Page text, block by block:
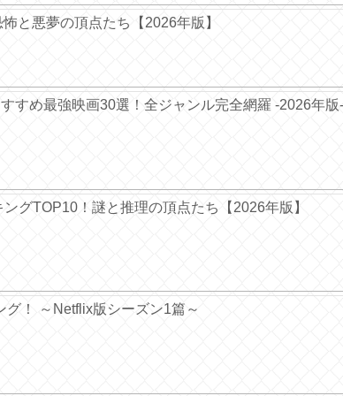
と悪夢の頂点たち【2026年版】
すめ最強映画30選！全ジャンル完全網羅 -2026年版-
グTOP10！謎と推理の頂点たち【2026年版】
グ！ ～Netflix版シーズン1篇～